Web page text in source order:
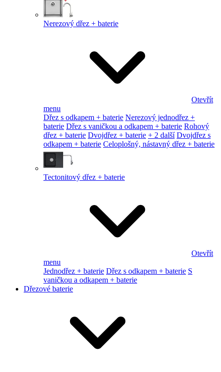
Nerezový dřez + baterie
Otevřít
menu
Dřez s odkapem + baterie Nerezový jednodřez +
baterie Dřez s vaničkou a odkapem + baterie Rohový
dřez + baterie Dvojdřez + baterie + 2 další Dvojdřez s
odkapem + baterie Celoplošný, nástavný dřez + baterie
Tectonitový dřez + baterie
Otevřít
menu
Jednodřez + baterie Dřez s odkapem + baterie S
vaničkou a odkapem + baterie
Dřezové baterie